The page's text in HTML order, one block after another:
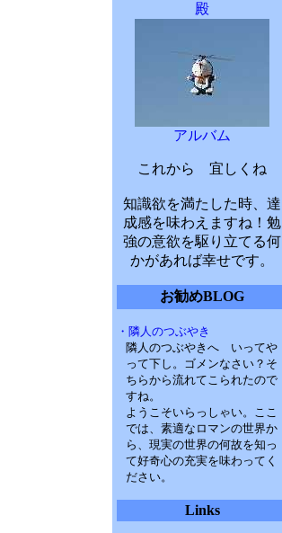
殿
アルバム
これから 宜しくね
知識欲を満たした時、達
成感を味わえますね！勉
強の意欲を駆り立てる何
かがあれば幸せです。
お勧めBLOG
・隣人のつぶやき
隣人のつぶやきへ いってや
って下し。ゴメンなさい？そ
ちらから流れてこられたので
すね。
ようこそいらっしゃい。ここ
では、素適なロマンの世界か
ら、現実の世界の何故を知っ
て好奇心の充実を味わってく
ださい。
Links